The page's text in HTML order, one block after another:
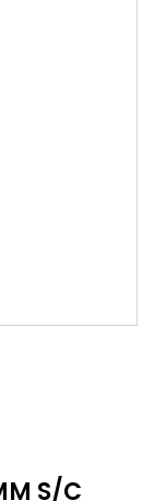
S/C